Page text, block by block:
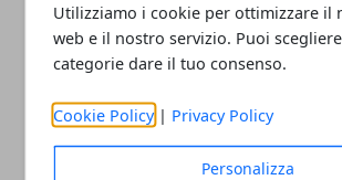
Utilizziamo i cookie per ottimizzare il
web e il nostro servizio. Puoi
categorie dare il tuo consenso.
Cookie Policy | Privacy Policy
Personalizza
Facebook
TwitterWhatsapp